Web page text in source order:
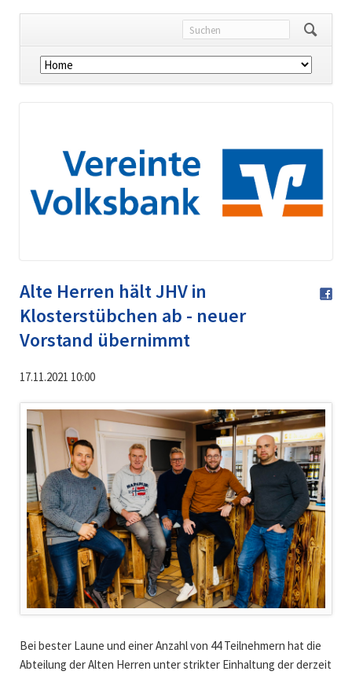
Navigation
überspringen
Alte Herren hält JHV in
Klosterstübchen ab - neuer
Vorstand übernimmt
17.11.2021 10:00
Bei bester Laune und einer Anzahl von 44 Teilnehmern hat die
Abteilung der Alten Herren unter strikter Einhaltung der derzeit